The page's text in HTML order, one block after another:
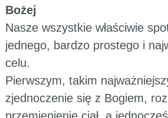
Bożej
Nasze wszystkie właściwie
jednego, bardzo prostego i
celu.
Pierwszym, takim
zjednoczenie się z Bogiem,